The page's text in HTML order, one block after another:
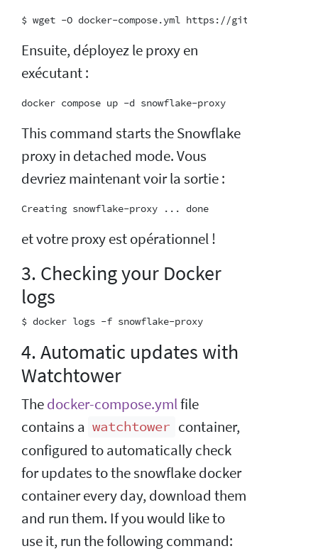
Ensuite, déployez le proxy en
exécutant :
This command starts the Snowflake
proxy in detached mode. Vous
devriez maintenant voir la sortie :
et votre proxy est opérationnel !
3. Checking your Docker
logs
4. Automatic updates with
Watchtower
Thedocker-compose.ymlfile
contains a watchtower container,
configured to automatically check
for updates to the snowflake docker
container every day, download them
and run them. If you would like to
use it, run the following command: